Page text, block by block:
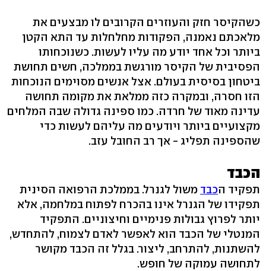
כשהקיסר חזק והעוזרים הקרובים לו מבצעים את
מלאכתם נאמנה, הפקודות מחלחלות עד התא הקטן
ביותר וכל אחד יודע מה עליו לעשות. כשנוכחותו
הפסיבית של הקיסר מורגשת בממלכה, חשים תחושת
ביטחון בסיסית בעולם. אצל אנשים מסוימים הנוכחות
הזו חסרה, ובמקרה כזה ממלאת את מקומה תחושה
עדינה מאוד של חרדה. כמו ספינה גדולה שבה המלחים
מקצועיים ביותר ויודעים מה עליהם לעשות כדי
שהספינה תפליג - אך רב החובל עזב.
הכבד
תפקיד הכבד משול לגנרל. בממלכת הרפואה הסינית
תפקידו של הגנרל אינו בהכרח לפתוח במלחמה, אלא
יותר לפרוץ גבולות פנימיים וחיצוניים. התפקיד
המנטלי של הכבד הוא לאפשר לאדם לצמוח, להתחדש,
להשתנות, להתרחב, ליצור. בגלל זה הכבד מקושר
לתחושה עמוקה של חופש.